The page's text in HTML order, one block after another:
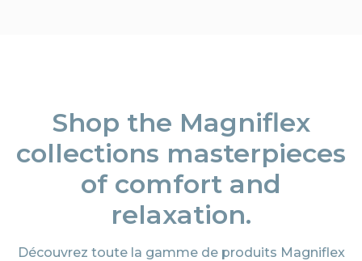
Shop the Magniflex
collections masterpieces
of comfort and
relaxation.
Découvrez toute la gamme de produits Magniflex